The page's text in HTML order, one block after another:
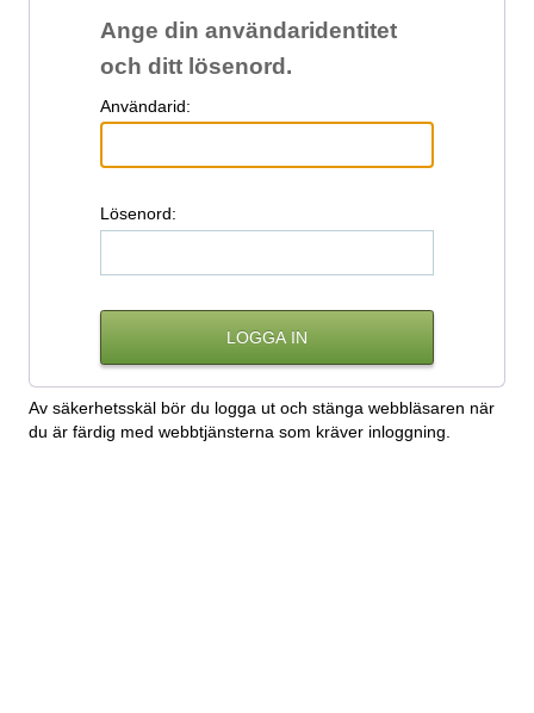
Ange din användaridentitet
och ditt lösenord.
Användarid:
Lösenord:
Av säkerhetsskäl bör du logga ut och stänga webbläsaren när
du är färdig med webbtjänsterna som kräver inloggning.